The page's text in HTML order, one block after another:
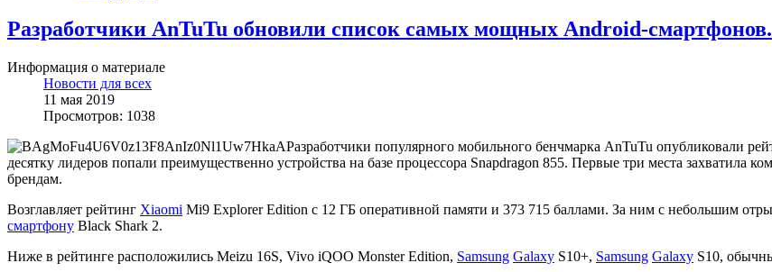
Разработчики AnTuTu обновили список самых мощных Android-смартфонов.
Информация о материале
Новости для всех
11 мая 2019
Просмотров: 1038
Разработчики популярного мобильного бенчмарка AnTuTu опубликовали
десятку лидеров попали преимущественно устройства на базе процессора Snapdragon 855. Первые три места захватила
брендам.
Возглавляет рейтинг Xiaomi Mi9 Explorer Edition с 12 ГБ оперативной памяти и 373 715 баллами. За ним с небольшим
смартфону Black Shark 2.
Ниже в рейтинге расположились Meizu 16S, Vivo iQOO Monster Edition, Samsung Galaxy S10+, Samsung Galaxy S10,